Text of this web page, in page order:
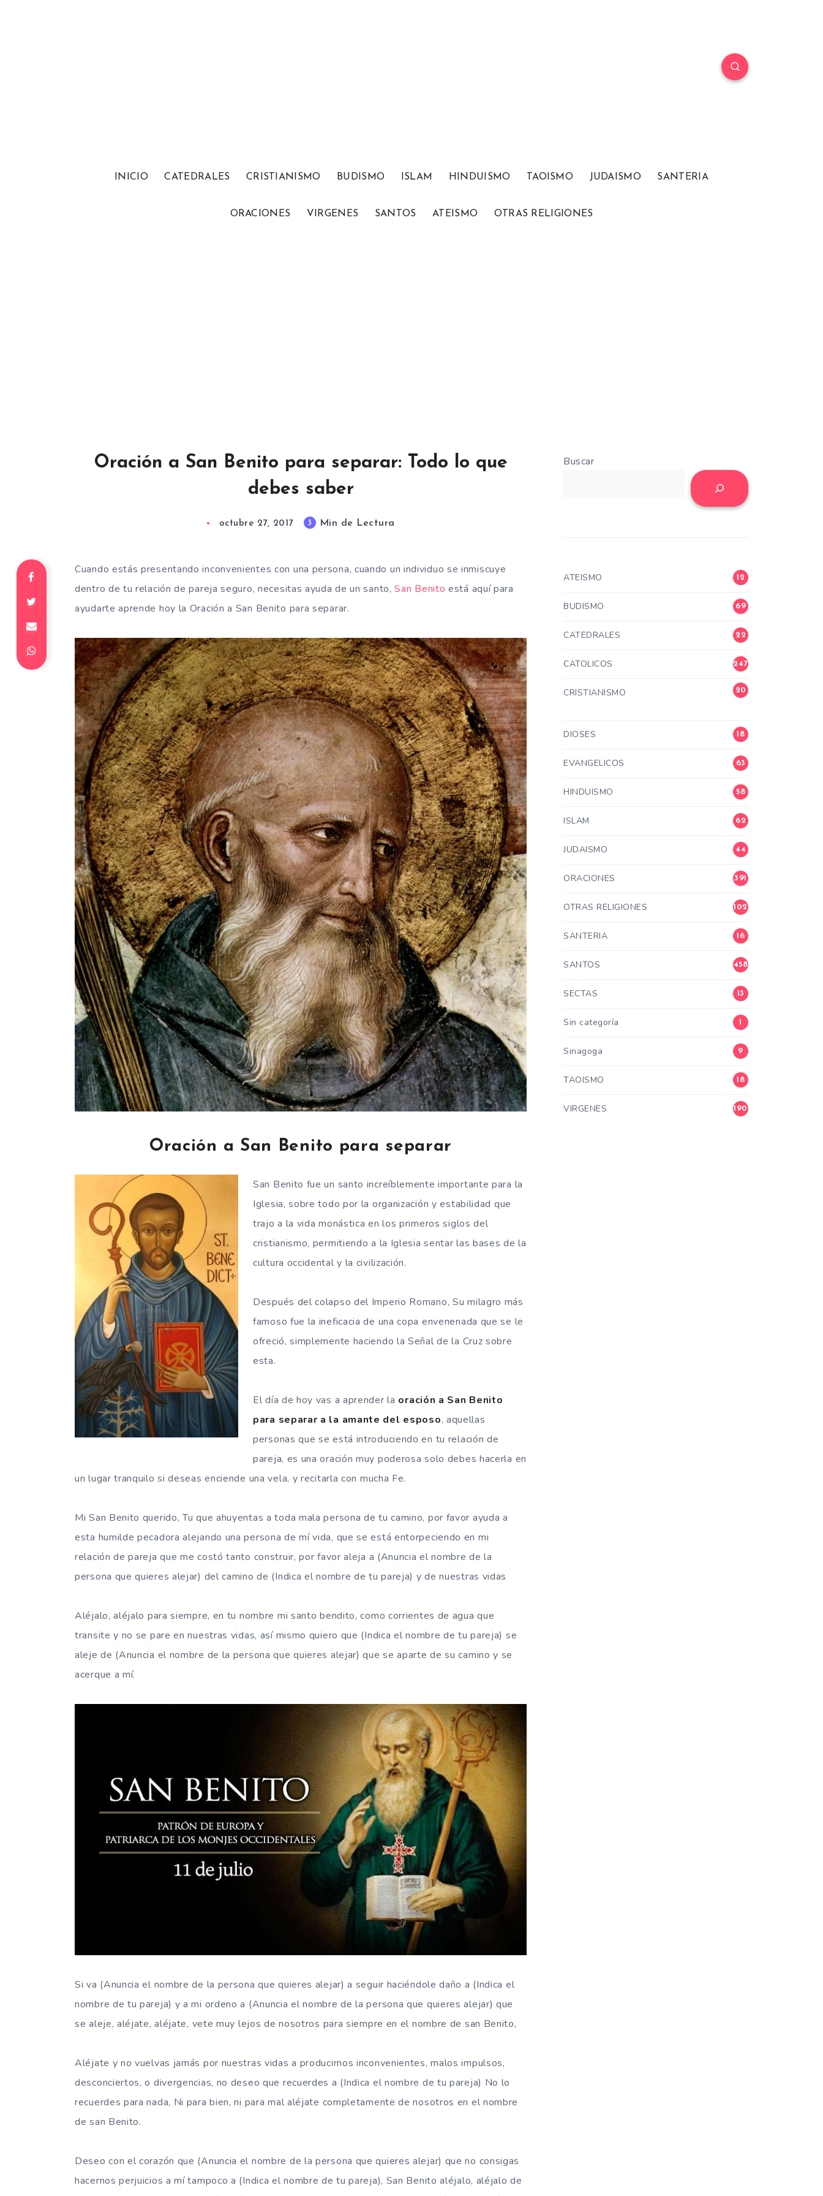
INICIO CATEDRALES CRISTIANISMO BUDISMO ISLAM HINDUISMO TAOISMO JUDAISMO SANTERIA
ORACIONES VIRGENES SANTOS ATEISMO OTRAS RELIGIONES
Oración a San Benito para separar: Todo lo que
debes saber
octubre 27, 2017 3 Min de Lectura
Cuando estás presentando inconvenientes con una persona, cuando un individuo se inmiscuye
dentro de tu relación de pareja seguro, necesitas ayuda de un santo,San Benito está aquí para
ayudarte aprende hoy la Oración a San Benito para separar.
Oración a San Benito para separar
San Benito fue un santo increíblemente importante para la
Iglesia, sobre todo por la organización y estabilidad que
trajo a la vida monástica en los primeros siglos del
cristianismo, permitiendo a la Iglesia sentar las bases de la
cultura occidental y la civilización.
Después del colapso del Imperio Romano, Su milagro más
famoso fue la ineficacia de una copa envenenada que se le
ofreció, simplemente haciendo la Señal de la Cruz sobre
esta.
El día de hoy vas a aprender la oración a San Benito
para separar a la amante del esposo, aquellas
personas que se está introduciendo en tu relación de
pareja, es una oración muy poderosa solo debes hacerla en
un lugar tranquilo si deseas enciende una vela, y recitarla con mucha Fe.
Mi San Benito querido, Tu que ahuyentas a toda mala persona de tu camino, por favor ayuda a
esta humilde pecadora alejando una persona de mí vida, que se está entorpeciendo en mi
relación de pareja que me costó tanto construir, por favor aleja a (Anuncia el nombre de la
persona que quieres alejar) del camino de (Indica el nombre de tu pareja) y de nuestras vidas
Aléjalo, aléjalo para siempre, en tu nombre mi santo bendito, como corrientes de agua que
transite y no se pare en nuestras vidas, así mismo quiero que (Indica el nombre de tu pareja) se
aleje de (Anuncia el nombre de la persona que quieres alejar) que se aparte de su camino y se
acerque a mí.
Si va (Anuncia el nombre de la persona que quieres alejar) a seguir haciéndole daño a (Indica el
nombre de tu pareja) y a mi ordeno a (Anuncia el nombre de la persona que quieres alejar) que
se aleje, aléjate, aléjate, vete muy lejos de nosotros para siempre en el nombre de san Benito,
Aléjate y no vuelvas jamás por nuestras vidas a producirnos inconvenientes, malos impulsos,
desconciertos, o divergencias, no deseo que recuerdes a (Indica el nombre de tu pareja) No lo
recuerdes para nada, Ni para bien, ni para mal aléjate completamente de nosotros en el nombre
de san Benito.
Deseo con el corazón que (Anuncia el nombre de la persona que quieres alejar) que no consigas
hacernos perjuicios a mí tampoco a (Indica el nombre de tu pareja), San Benito aléjalo, aléjalo de
Buscar
ATEISMO 12
BUDISMO 69
CATEDRALES 22
CATOLICOS 247
CRISTIANISMO
20
DIOSES 18
EVANGELICOS 63
HINDUISMO 58
ISLAM 62
JUDAISMO 44
ORACIONES 391
OTRAS RELIGIONES 102
SANTERIA 16
SANTOS 458
SECTAS 13
Sin categoría 1
Sinagoga 9
TAOISMO 18
VIRGENES 190